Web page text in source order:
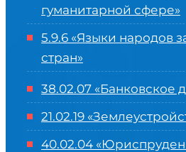
гуманитарной сфере»
5.9.6 «Языки народов
стран»
38.02.07 «Банковское
21.02.19
40.02.04